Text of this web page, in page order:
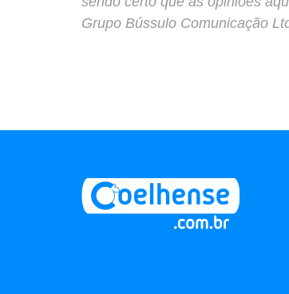
Grupo Bússulo Comunicação